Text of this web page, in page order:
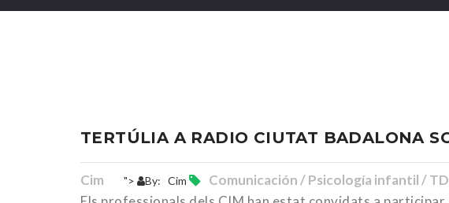
TERTÚLIA A RADIO CIUTAT BADALONA
Cim "> By: Cim Comunicación / Psicología infantil /